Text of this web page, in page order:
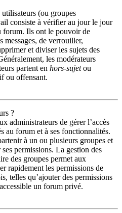
(ou groupes
consiste à vérifier au jour le jour
forum. Ils ont le pouvoir de
messages, de verrouiller,
et diviser les sujets des
les modérateurs
partent en hors-sujetou
ou offensant.
?
administrateurs de gérer l’accès
au forum et à ses fonctionnalités.
à un ou plusieurs groupes et
permissions. La gestion des
des groupes permet aux
rapidement les permissions de
telles qu’ajouter des permissions
un forum privé.